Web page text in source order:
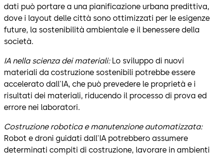
dati può portare a una pianificazione urbana predittiva,
dove i layout delle città sono ottimizzati per le esigenze
future, la sostenibilità ambientale e il benessere della
società.
IA nella scienza dei materiali:Lo sviluppo di nuovi
materiali da costruzione sostenibili potrebbe essere
accelerato dall'IA, che può prevedere le proprietà e i
risultati dei materiali, riducendo il processo di prova ed
errore nei laboratori.
Costruzione robotica e manutenzione automatizzata:
Robot e droni guidati dall'IA potrebbero assumere
determinati compiti di costruzione, lavorare in ambienti